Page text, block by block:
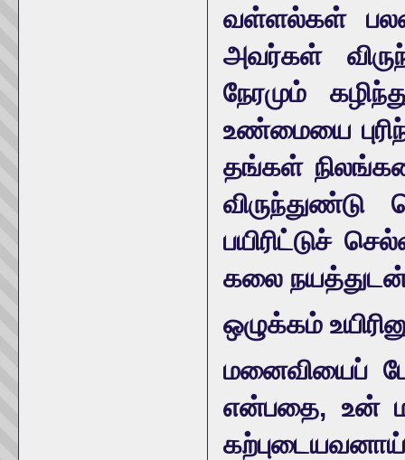
வள்ளல்கள்
அவர்கள்
நேரமும்
உண்மையை
தங்கள்
பயிரிட்டுச்
கலை நயத்துடன்
ஒழுக்கம்
மனைவியைப்
என்பதை, உன்